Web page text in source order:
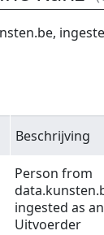
Beschrijving
Person from
ingested as an
Uitvoerder